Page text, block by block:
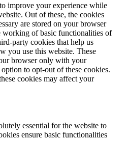
improve your experience while
Out of these, the cookies
are stored on your browser
working of basic functionalities of
party cookies that help us
you use this website. These
browser only with your
to opt-out of these cookies.
cookies may affect your
essential for the website to
ensure basic functionalities